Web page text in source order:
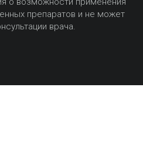
препаратов и не может
врача.